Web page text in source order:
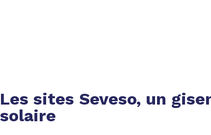
Les sites Seveso, un
solaire